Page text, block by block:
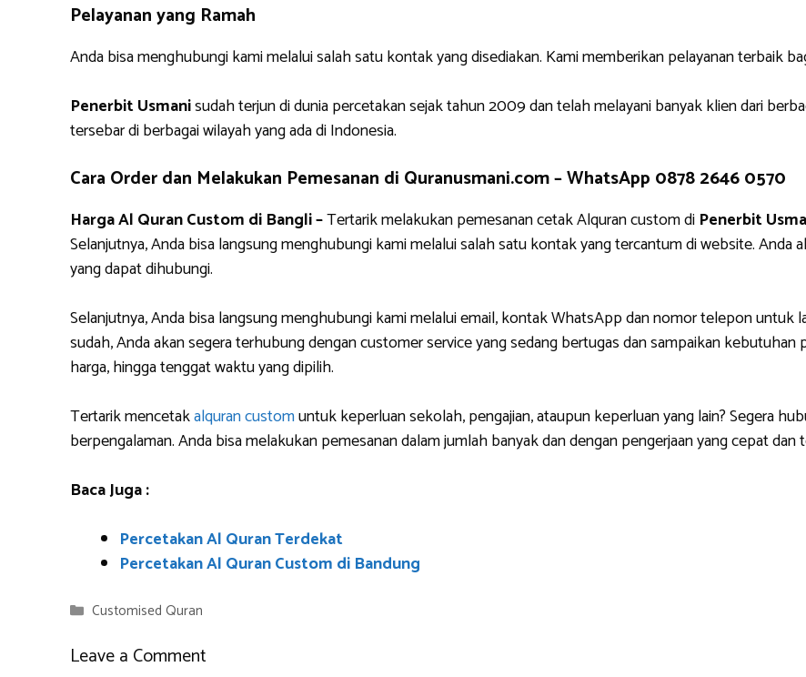
Pelayanan yang Ramah
Anda bisa menghubungi kami melalui salah satu kontak yang disediakan. Kami memberikan pelayanan terbaik
Penerbit Usmanisudah terjun di dunia percetakan sejak tahun 2009 dan telah melayani banyak klien dari
tersebar di berbagai wilayah yang ada di Indonesia.
Cara Order dan Melakukan Pemesanan di Quranusmani.com –WhatsApp 0878 2646 0570
Harga Al Quran Custom di Bangli –Tertarik melakukan pemesanan cetak Alquran custom di Penerbit
Selanjutnya, Anda bisa langsung menghubungi kami melalui salah satu kontak yang tercantum di website.
yang dapat dihubungi.
Selanjutnya, Anda bisa langsung menghubungi kami melalui email, kontak WhatsApp dan nomor telepon untuk
sudah, Anda akan segera terhubung dengan customer service yang sedang bertugas dan sampaikan kebutuhan
harga, hingga tenggat waktu yang dipilih.
Tertarik mencetakalquran customuntuk keperluan sekolah, pengajian, ataupun keperluan yang lain? Segera
berpengalaman. Anda bisa melakukan pemesanan dalam jumlah banyak dan dengan pengerjaan yang cepat dan
Baca Juga :
Percetakan Al Quran Terdekat
Percetakan Al Quran Custom di Bandung
Categories
Customised Quran
Leave a Comment